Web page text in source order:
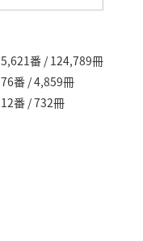
5,621番 / 124,789冊
76番 / 4,859冊
12番 / 732冊